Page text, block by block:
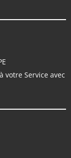
votre Service avec